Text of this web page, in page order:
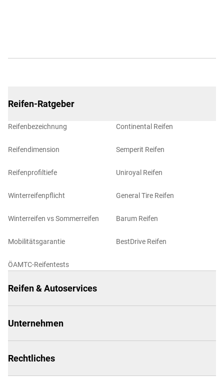
Reifen-Ratgeber
Reifenbezeichnung
Reifendimension
Reifenprofiltiefe
Winterreifenpflicht
Winterreifen vs Sommerreifen
Mobilitätsgarantie
ÖAMTC-Reifentests
Continental Reifen
Semperit Reifen
Uniroyal Reifen
General Tire Reifen
Barum Reifen
BestDrive Reifen
Reifen & Autoservices
Unternehmen
Rechtliches